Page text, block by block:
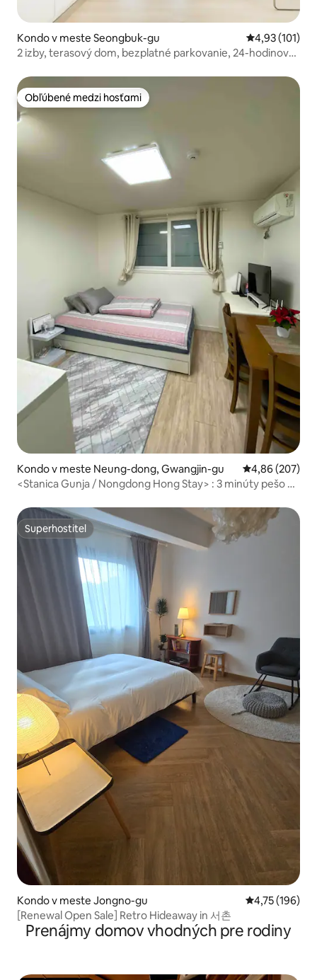
Kondo v meste Seongbuk-gu Priemerné
4,93 (101)
2 izby, terasový dom, bezplatné parkovanie, 24-hodinové
minúty pešo od metra, výťah
Obľúbené medzi hosťami
Obľúbené medzi hosťami
Kondo v meste Neung-dong, Gwangjin-gu Priemerné
4,86 (207)
<Stanica Gunja / Nongdong Hong Stay> : 3 minúty pešo od
Superhostiteľ
Superhostiteľ
Kondo v meste Jongno-gu Priemerné
4,75 (196)
[Renewal Open Sale] Retro Hideaway in 서촌
Prenájmy domov vhodných pre rodiny